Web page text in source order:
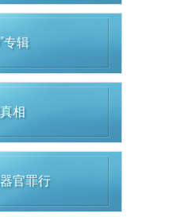
专辑
相
官罪行